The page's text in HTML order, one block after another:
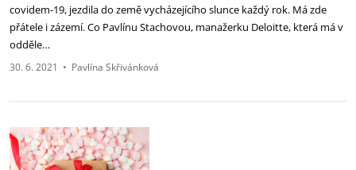
covidem-19, jezdila do země vycházejícího slunce každý rok. Má zde
přátele i zázemí. Co Pavlínu Stachovou, manažerku Deloitte, která má v
odděle…
30. 6. 2021 • Pavlína Skřivánková